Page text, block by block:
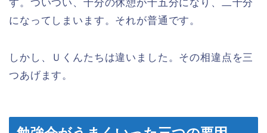
す。ついつい、十分の休憩が十五分になり、二十分
になってしまいます。それが普通です。
しかし、Ｕくんたちは違いました。その相違点を三
つあげます。